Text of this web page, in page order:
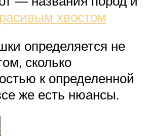
хвостом
определяется не
сколько
к определенной
же есть нюансы.